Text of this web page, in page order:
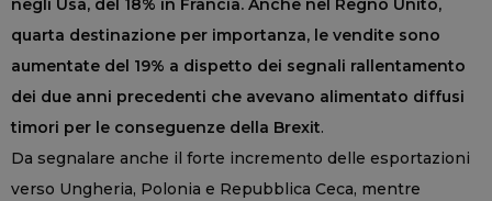
negli Usa, del 18% in Francia. Anche nel Regno Unito,
quarta destinazione per importanza, le vendite sono
aumentate del 19% a dispetto dei segnali rallentamento
dei due anni precedenti che avevano alimentato diffusi
timori per le conseguenze della Brexit.
Da segnalare anche il forte incremento delle esportazioni
verso Ungheria, Polonia e Repubblica Ceca, mentre